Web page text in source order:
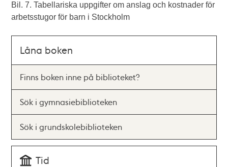
Bil. 7. Tabellariska uppgifter om anslag och kostnader för
arbetsstugor för barn i Stockholm
Låna boken
Finns boken inne på biblioteket?
Sök i gymnasiebiblioteken
Sök i grundskolebiblioteken
Tid